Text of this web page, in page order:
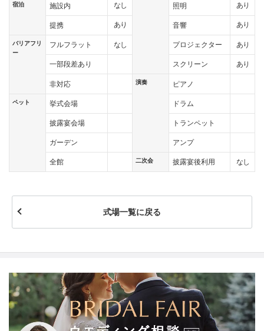
宿泊 施設内 なし
提携 あり
バリアフリ
ー
フルフラット なし
一部段差あり
非対応
ペット 挙式会場
披露宴会場
ガーデン
全館
照明 あり
音響 あり
プロジェクター あり
スクリーン あり
演奏 ピアノ
ドラム
トランペット
アンプ
二次会 披露宴後利用 なし
式場一覧に戻る